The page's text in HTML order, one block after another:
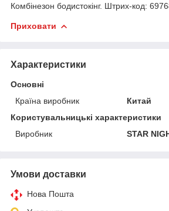
Комбінезон бодистокінг. Штрих-код:
Приховати
Характеристики
Основні
Країна виробник
Китай
Користувальницькі характеристики
Виробник
STAR
Умови доставки
Нова Пошта